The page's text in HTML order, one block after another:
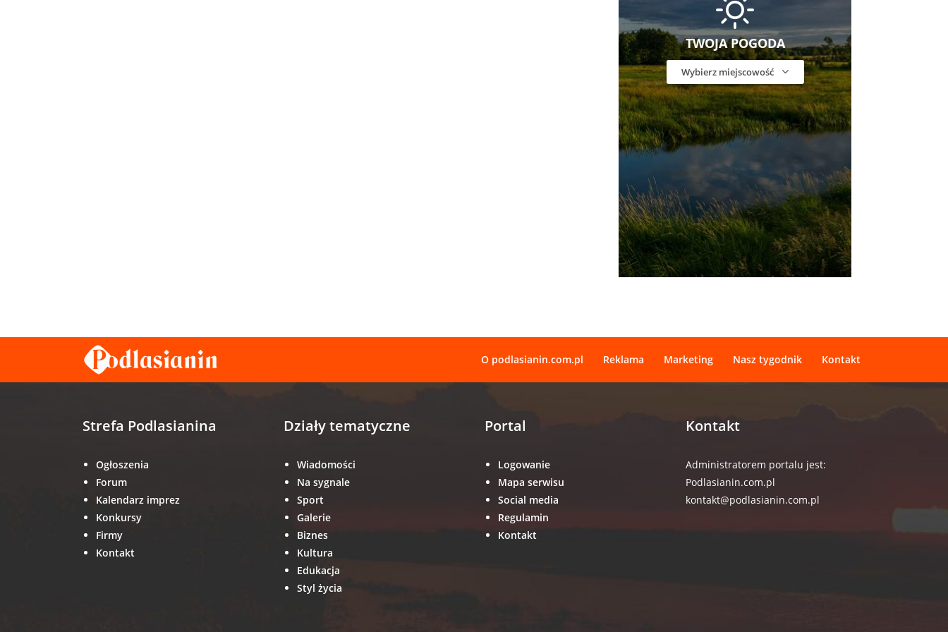
TWOJA POGODA
Wybierz miejscowość
O podlasianin.com.pl Reklama Marketing Nasz tygodnik Kontakt
Strefa Podlasianina
Ogłoszenia
Forum
Kalendarz imprez
Konkursy
Firmy
Kontakt
Działy tematyczne
Wiadomości
Na sygnale
Sport
Galerie
Biznes
Kultura
Edukacja
Styl życia
Portal
Logowanie
Mapa serwisu
Social media
Regulamin
Kontakt
Kontakt
Administratorem portalu jest:
Podlasianin.com.pl
kontakt@podlasianin.com.pl